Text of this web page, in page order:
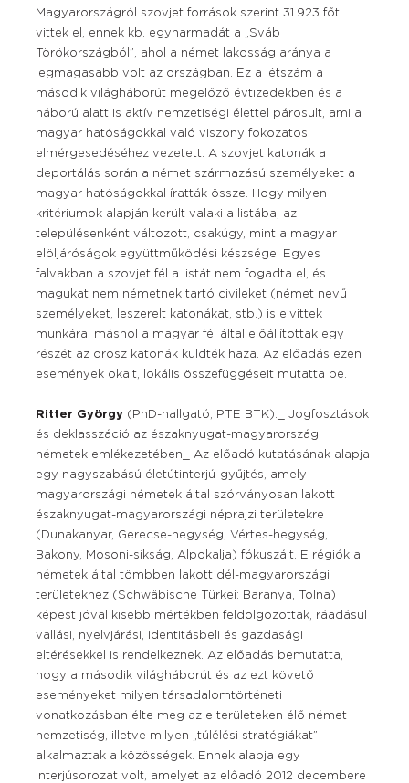
Magyarországról szovjet források szerint 31.923 főt
vittek el, ennek kb. egyharmadát a „Sváb
Törökországból”, ahol a német lakosság aránya a
legmagasabb volt az országban. Ez a létszám a
második világháborút megelőző évtizedekben és a
háború alatt is aktív nemzetiségi élettel párosult, ami a
magyar hatóságokkal való viszony fokozatos
elmérgesedéséhez vezetett. A szovjet katonák a
deportálás során a német származású személyeket a
magyar hatóságokkal íratták össze. Hogy milyen
kritériumok alapján került valaki a listába, az
településenként változott, csakúgy, mint a magyar
elöljáróságok együttműködési készsége. Egyes
falvakban a szovjet fél a listát nem fogadta el, és
magukat nem németnek tartó civileket (német nevű
személyeket, leszerelt katonákat, stb.) is elvittek
munkára, máshol a magyar fél által előállítottak egy
részét az orosz katonák küldték haza. Az előadás ezen
események okait, lokális összefüggéseit mutatta be.
Ritter György (PhD-hallgató, PTE BTK):_ Jogfosztások
és deklasszáció az északnyugat-magyarországi
németek emlékezetében_ Az előadó kutatásának alapja
egy nagyszabású életútinterjú-gyűjtés, amely
magyarországi németek által szórványosan lakott
északnyugat-magyarországi néprajzi területekre
(Dunakanyar, Gerecse-hegység, Vértes-hegység,
Bakony, Mosoni-síkság, Alpokalja) fókuszált. E régiók a
németek által tömbben lakott dél-magyarországi
területekhez (Schwäbische Türkei: Baranya, Tolna)
képest jóval kisebb mértékben feldolgozottak, ráadásul
vallási, nyelvjárási, identitásbeli és gazdasági
eltérésekkel is rendelkeznek. Az előadás bemutatta,
hogy a második világháborút és az ezt követő
eseményeket milyen társadalomtörténeti
vonatkozásban élte meg az e területeken élő német
nemzetiség, illetve milyen „túlélési stratégiákat”
alkalmaztak a közösségek. Ennek alapja egy
interjúsorozat volt, amelyet az előadó 2012 decembere